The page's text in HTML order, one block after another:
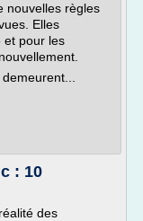
nouvelles règles
Elles
et pour les
: 10
des